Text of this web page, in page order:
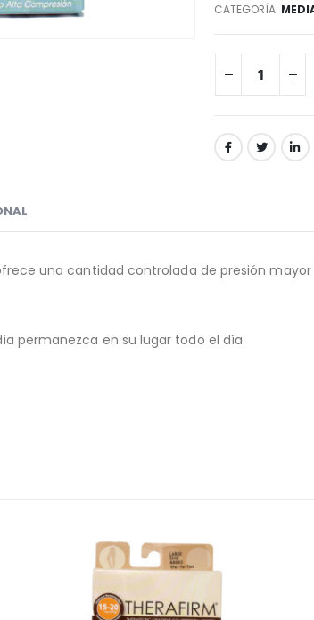
CATEGORÍA:
una cantidad controlada de presión
permanezca en su lugar todo el día.